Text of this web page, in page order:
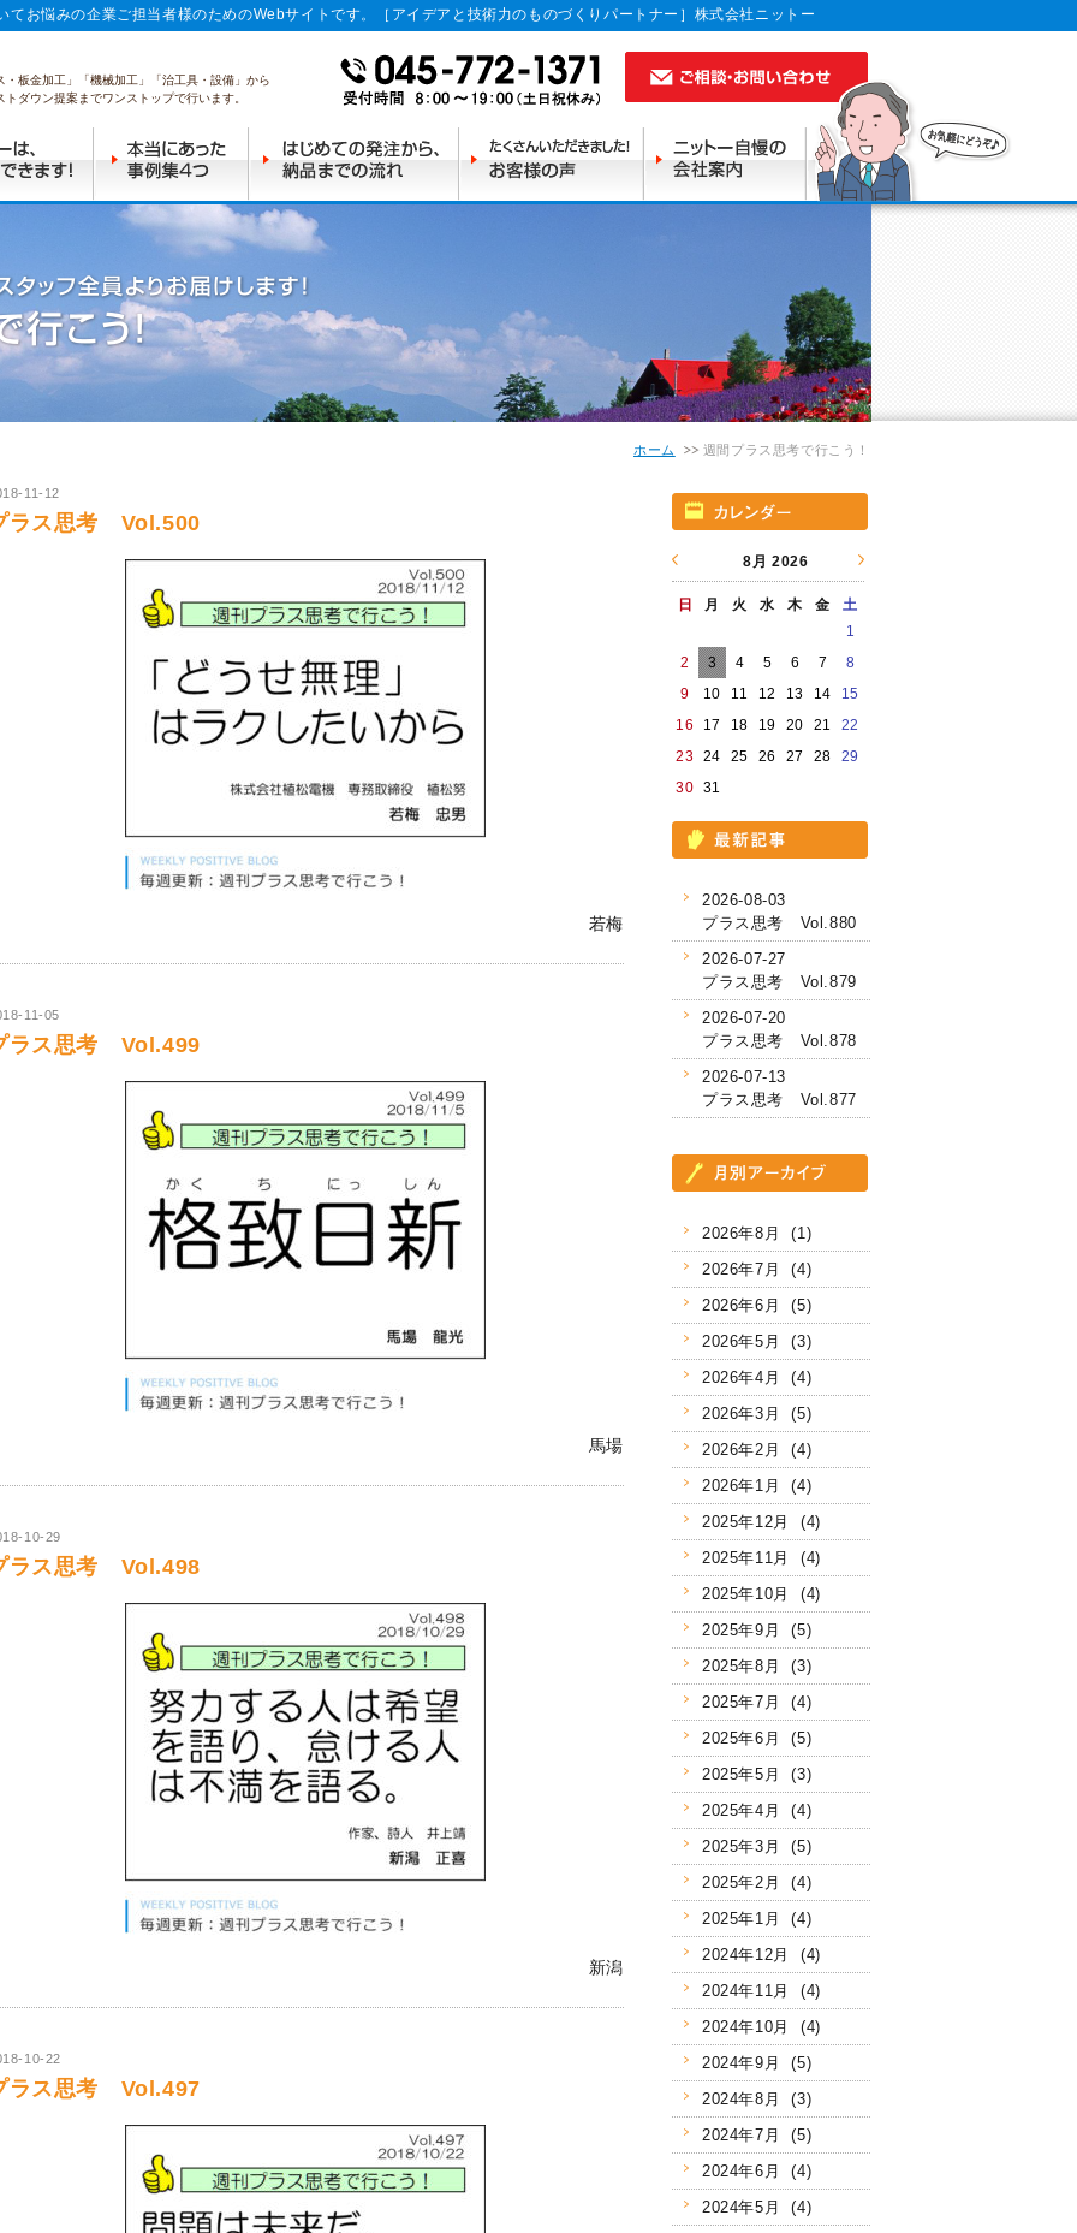
てお悩みの企業ご担当者様のためのWebサイトです。［アイデアと技術力のものづくりパートナー］株式会社ニットー
・板金加工」「機械加工」「治工具・設備」から
ダウン提案までワンストップで行います。
ホーム 週間プラス思考で行こう！
11-12
ラス思考 Vol.500
若梅
11-05
ラス思考 Vol.499
馬場
10-29
ラス思考 Vol.498
新潟
10-22
ラス思考 Vol.497
8月 2026
日 月 火 水 木 金
土
1
2
3 4 5 6 7
8
9
10 11 12 13 14
15
16
17 18 19 20 21
22
23 24 25 26 27 28
29
30 31
2026-08-03
プラス思考 Vol.880
2026-07-27
プラス思考 Vol.879
2026-07-20
プラス思考 Vol.878
2026-07-13
プラス思考 Vol.877
2026年8月 (1)
2026年7月 (4)
2026年6月 (5)
2026年5月 (3)
2026年4月 (4)
2026年3月 (5)
2026年2月 (4)
2026年1月 (4)
2025年12月 (4)
2025年11月 (4)
2025年10月 (4)
2025年9月 (5)
2025年8月 (3)
2025年7月 (4)
2025年6月 (5)
2025年5月 (3)
2025年4月 (4)
2025年3月 (5)
2025年2月 (4)
2025年1月 (4)
2024年12月 (4)
2024年11月 (4)
2024年10月 (4)
2024年9月 (5)
2024年8月 (3)
2024年7月 (5)
2024年6月 (4)
2024年5月 (4)